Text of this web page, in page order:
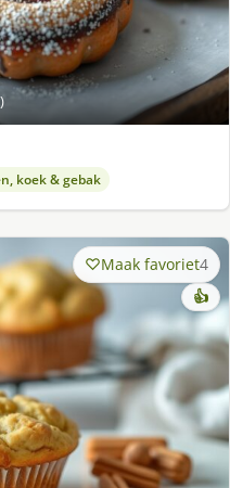
koek & gebak
Maak favoriet4
👍